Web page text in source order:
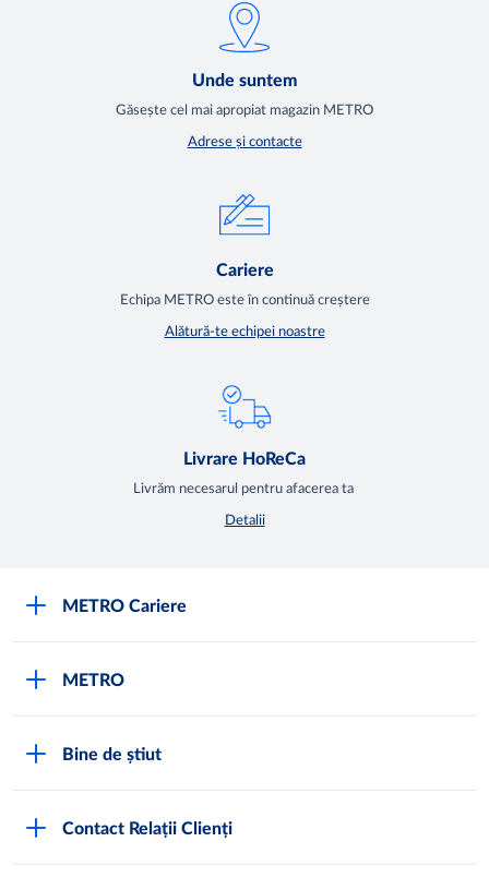
Unde suntem
Găsește cel mai apropiat magazin METRO
Adrese și contacte
Cariere
Echipa METRO este în continuă creștere
Alătură-te echipei noastre
Livrare HoReCa
Livrăm necesarul pentru afacerea ta
Detalii
METRO Cariere
METRO
Bine de știut
Contact Relații Clienți